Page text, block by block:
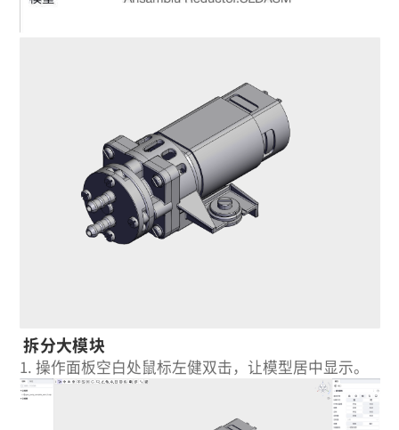
拆分大模块
1. 操作面板空白处鼠标左健双击，让模型居中显示。